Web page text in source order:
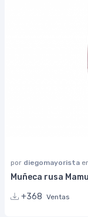
por diegomayorista
Muñeca rusa
+368 Ventas